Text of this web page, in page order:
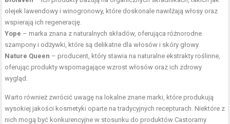
olejek lawendowy i winogronowy, które doskonale nawilżają włosy oraz
wspierają ich regenerację.
Yope – marka znana z naturalnych składów, oferująca różnorodne
szampony i odżywki, które są delikatne dla włosów i skóry głowy.
Nature Queen – producent, który stawia na naturalne ekstrakty roślinne,
oferując produkty wspomagające wzrost włosów oraz ich zdrowy
wygląd.
Warto również zwrócić uwagę na lokalne znane marki, które produkują
wysokiej jakości kosmetyki oparte na tradycyjnych recepturach. Niektóre z
nich mogą być konkurencyjne w stosunku do produktów Castoramy